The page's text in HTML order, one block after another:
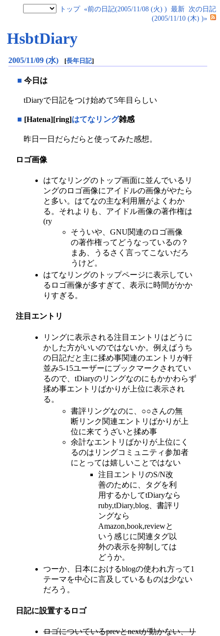
トップ «前の日記(2005/11/08 (火) ) 最新 次の日記
(2005/11/10 (木) )»
HsbtDiary
2005/11/09 (水) [長年日記]
■ 今日は
tDiaryで日記をつけ始めて5年目らしい
■ [Hatena][ring]はてなリング雑感
昨日一日だらだらと使ってみた感想。
ロゴ画像
はてなリングのトップ画面に並んでいるリ
ングのロゴ画像にアイドルの画像がやたら
と多い。はてなの主な利用層がよくわか
る。それよりも、アイドル画像の著作権は
(ry
そういや、GNU関連のロゴ画像
の著作権ってどうなっているの？
まあ、うるさく言ってこないだろ
うけど。
はてなリングのトップページに表示してい
るロゴ画像が多すぎて、表示に時間がかか
りすぎる。
注目エントリ
リングに表示される注目エントリはどうに
かした方がいいのではないか。例えばうち
の日記だと主に揉め事関連のエントリが軒
並み5-15ユーザーにブックマークされてい
るので、tDiaryのリングなのにもかかわらず
揉め事エントリばかりが上位に表示され
る。
書評リングなのに、○○さんの無
断リンク関連エントリばかりが上
位に来てうざいと揉め事
余計なエントリばかりが上位にく
るのはリングコミュニティ参加者
にとっては嬉しいことではない
注目エントリのS/N改
善のために、タグを利
用するかしてtDiaryなら
ruby,tDiary,blog、書評リ
ングなら
Amazon,book,reviewと
いう感じに関連タグ以
外の表示を抑制しては
どうか。
つーか、日本におけるblogの使われ方って1
テーマを中心に言及しているものは少ない
だろう。
日記に設置するロゴ
ロゴについているprevとnextが動かない、リ